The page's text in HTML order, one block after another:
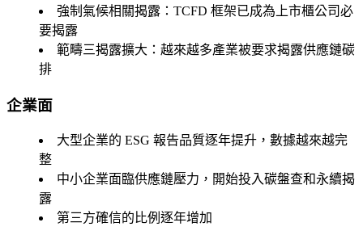
強制氣候相關揭露 ：TCFD 框架已成為上市櫃公司必
要揭露
範疇三揭露擴大 ：越來越多產業被要求揭露供應鏈碳
排
企業面
大型企業的 ESG 報告品質逐年提升，數據越來越完
整
中小企業面臨供應鏈壓力，開始投入碳盤查和永續揭
露
第三方確信的比例逐年增加